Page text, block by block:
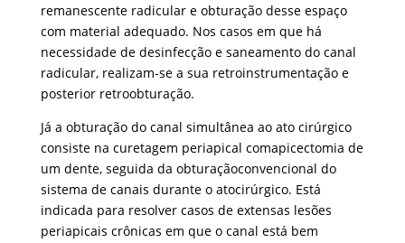
remanescente radicular e obturação desse espaço
com material adequado. Nos casos em que há
necessidade de desinfecção e saneamento do canal
radicular, realizam-se a sua retroinstrumentação e
posterior retroobturação.
Já a obturação do canal simultânea ao ato cirúrgico
consiste na curetagem periapical comapicectomia de
um dente, seguida da obturaçãoconvencional do
sistema de canais durante o atocirúrgico. Está
indicada para resolver casos de extensas lesões
periapicais crônicas em que o canal está bem